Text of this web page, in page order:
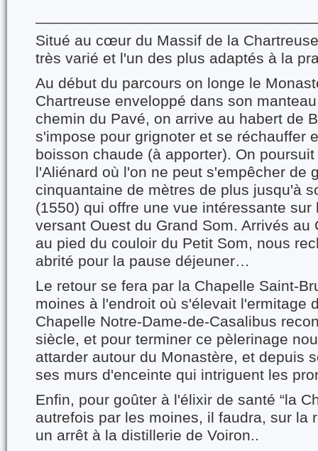
Situé au cœur du Massif de la
très varié et l'un des plus adaptés à la
Au début du parcours on longe le
Chartreuse enveloppé dans son
chemin du Pavé, on arrive au habert de
s'impose pour grignoter et se réchauffer
boisson chaude (à apporter). On
l'Aliénard où l'on ne peut s'empêcher de
cinquantaine de mètres de plus jusqu'à
(1550) qui offre une vue intéressante sur
versant Ouest du Grand Som. Arrivés au
au pied du couloir du Petit Som, nous
abrité pour la pause déjeuner…
Le retour se fera par la Chapelle Saint-
moines à l'endroit où s'élevait l'ermitage
Chapelle Notre-Dame-de-Casalibus
siècle, et pour terminer ce pèlerinage
attarder autour du Monastère, et depuis
ses murs d'enceinte qui intriguent les
Enfin, pour goûter à l'élixir de santé “la
autrefois par les moines, il faudra, sur la
un arrêt à la distillerie de Voiron..